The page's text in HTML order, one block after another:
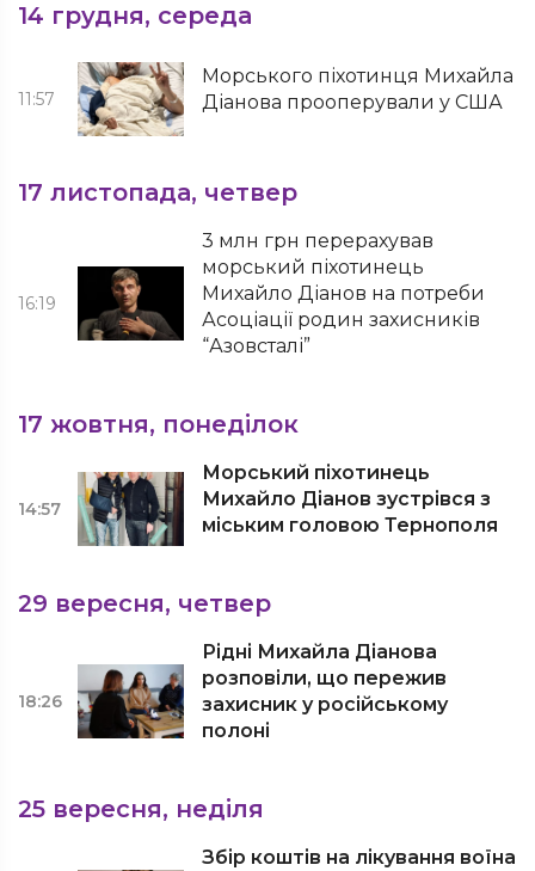
14 грудня, середа
11:57
Морського піхотинця Михайла
Діанова прооперували у США
17 листопада, четвер
16:19
3 млн грн перерахував
морський піхотинець
Михайло Діанов на потреби
Асоціації родин захисників
“Азовсталі”
17 жовтня, понеділок
14:57
Морський піхотинець
Михайло Діанов зустрівся з
міським головою Тернополя
29 вересня, четвер
18:26
Рідні Михайла Діанова
розповіли, що пережив
захисник у російському
полоні
25 вересня, неділя
Збір коштів на лікування воїна